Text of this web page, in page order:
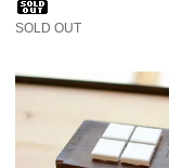
SOLD OUT